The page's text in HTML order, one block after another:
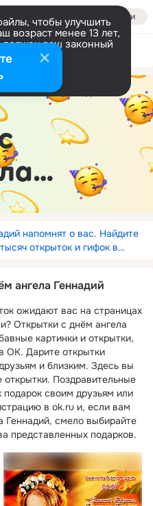
Войти
чтобы улучшить
возраст менее 13 лет,
ваш законный
имени Геннадий
напомнят о вас. Найдите
гифок в
ангела Геннадий
ожидают вас на страницах
Открытки с днём ангела
картинки и открытки,
ОК. Дарите открытки
и близким. Здесь вы
Поздравительные
своим друзьям или
в ok.ru и, если вам
Геннадий, смело выбирайте
представленных подарков.